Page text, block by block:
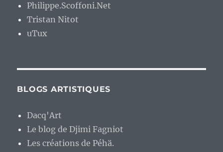
Philippe.Scoffoni.Net
Tristan Nitot
uTux
BLOGS ARTISTIQUES
Dacq'Art
Le blog de Djimi Fagniot
Les créations de Péhä.